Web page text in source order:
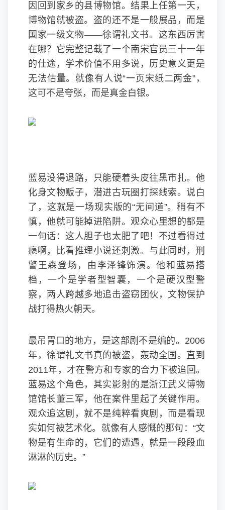
因回到家乡的县博物馆。结果上任第一天，
博物馆就被盗。盗的还不是一般展品，而是
国家一级文物——徐谓礼文书。这东西厉害
在哪？它完整记载了一个南宋官员三十一年
的仕途，学术价值不用多说，历史意义更是
无法估量。就像有人说“一页宋纸二两金”，
这可不是夸张，而是真金白银。
蓝易没得退路，只能硬着头皮往黑市扎。他
化身文物贩子，潜进古玩圈打探线索。说白
了，这就是一场现实版的“无间道”。稍有不
慎，他就可能掉进陷阱。观众心里想的都是
一句话：这人胆子也太肥了吧！不过看得过
瘾啊，比看推理小说还刺激。与此同时，刑
警王森登场，由 李泽锋饰演。他和蓝易搭
档，一个是学者型智囊，一个是硬汉型警
察，两人跨越多地追击盗窃团伙，文物保护
战打得热火朝天。
最吊胃口的地方，是这部剧不是编的。2006
年，徐谓礼文书真的被盗，轰动全国。直到
2011年，才在警方和专家的合力下被追回。
蓝易这个角色，其实影射的是浙江武义博物
馆馆长董三军，他在案件里起了关键作用。
观众追这剧，就不是纯粹看爽剧，而是看现
实如何被艺术化。就像有人感慨的那句：“文
物是有生命的，它们的遭遇，就是一段段血
淋淋的历史。”